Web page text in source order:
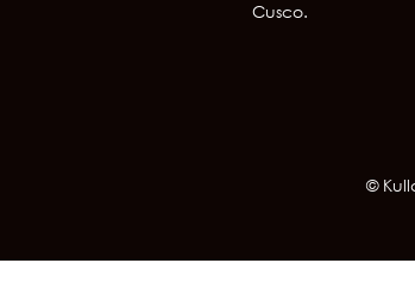
Cusco.
©